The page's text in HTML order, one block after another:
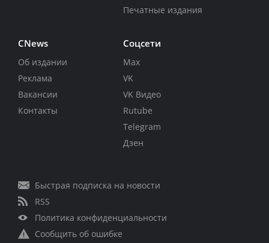
Печатные издания
CNews
Об издании
Реклама
Вакансии
Контакты
Соцсети
Max
VK
VK Видео
Rutube
Telegram
Дзен
Быстрая подписка на новости
RSS
Политика конфиденциальности
Сообщить об ошибке